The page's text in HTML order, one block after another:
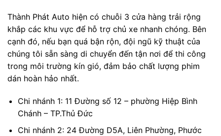
Thành Phát Auto hiện có chuỗi 3 cửa hàng trải rộng
khắp các khu vực để hỗ trợ chủ xe nhanh chóng. Bên
cạnh đó, nếu bạn quá bận rộn, đội ngũ kỹ thuật của
chúng tôi sẵn sàng di chuyển đến tận nơi để thi công
trong môi trường kín gió, đảm bảo chất lượng phim
dán hoàn hảo nhất.
Chi nhánh 1: 11 Đường số 12 – phường Hiệp Bình
Chánh – TP.Thủ Đức
Chi nhánh 2: 24 Đường D5A, Liên Phường, Phước